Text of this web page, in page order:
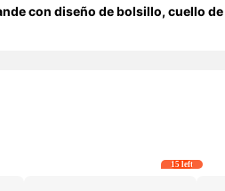
con diseño de bolsillo, cuello
15 left